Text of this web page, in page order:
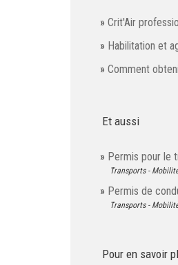
Crit'Air
Habilitation et
Comment
Et aussi
Permis pour le
Transports -
Permis de
Transports -
Pour en savoir